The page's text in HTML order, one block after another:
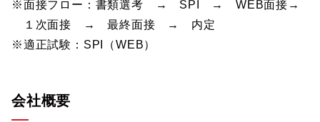
※面接フロー：書類選考 → SPI → WEB面接→
１次面接 → 最終面接 → 内定
※適正試験：SPI（WEB）
会社概要